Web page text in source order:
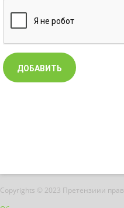
Copyrights © 2023 Претензиии